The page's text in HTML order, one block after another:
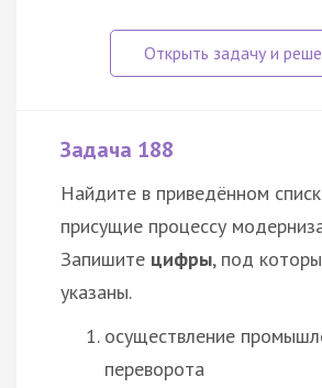
Задача 188
Найдите в приведённом
присущие процессу
Запишите цифры, под
указаны.
осуществление
переворота